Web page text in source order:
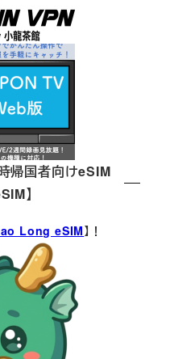
帰国者向けeSIM
】
Long eSIM】！